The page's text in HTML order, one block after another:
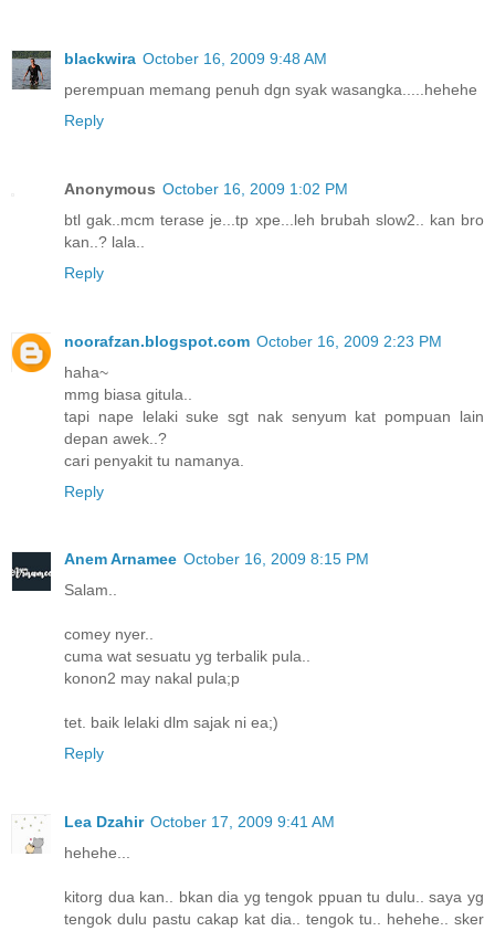
blackwira October 16, 2009 9:48 AM
perempuan memang penuh dgn syak wasangka.....hehehe
Reply
Anonymous October 16, 2009 1:02 PM
btl gak..mcm terase je...tp xpe...leh brubah slow2.. kan bro
kan..? lala..
Reply
noorafzan.blogspot.com October 16, 2009 2:23 PM
haha~
mmg biasa gitula..
tapi nape lelaki suke sgt nak senyum kat pompuan lain
depan awek..?
cari penyakit tu namanya.
Reply
Anem Arnamee October 16, 2009 8:15 PM
Salam..
comey nyer..
cuma wat sesuatu yg terbalik pula..
konon2 may nakal pula;p
tet. baik lelaki dlm sajak ni ea;)
Reply
Lea Dzahir October 17, 2009 9:41 AM
hehehe...
kitorg dua kan.. bkan dia yg tengok ppuan tu dulu.. saya yg
tengok dulu pastu cakap kat dia.. tengok tu.. hehehe.. sker